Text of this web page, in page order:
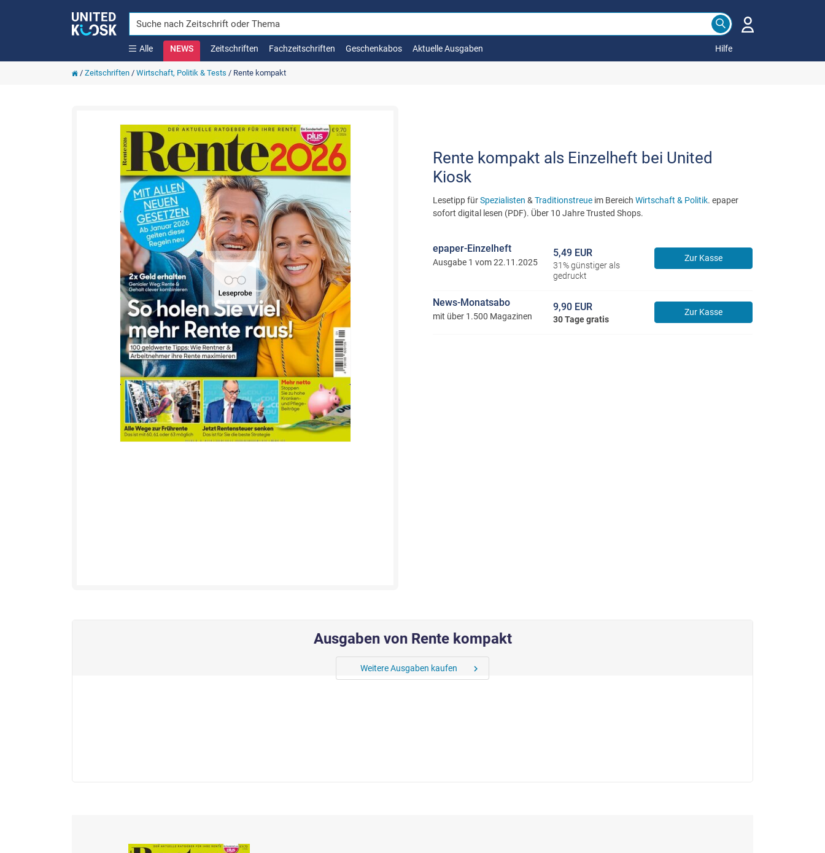
Alle NEWS Zeitschriften Fachzeitschriften Geschenkabos Aktuelle Ausgaben Hilfe
/ Zeitschriften/ Wirtschaft, Politik & Tests / Rente kompakt
Rente kompakt als Einzelheft bei United
Kiosk
Lesetipp fürSpezialisten & Traditionstreueim Bereich Wirtschaft & Politik. epaper
sofort digital lesen (PDF). Über 10 Jahre Trusted Shops.
epaper-Einzelheft
Ausgabe 1 vom 22.11.2025 Zur Kasse
5,49 EUR
31% günstiger als
gedruckt
News-Monatsabo
mit über 1.500 Magazinen Zur Kasse
9,90 EUR
30 Tage gratis
Ausgaben von Rente kompakt
Weitere Ausgaben kaufen chevron_right